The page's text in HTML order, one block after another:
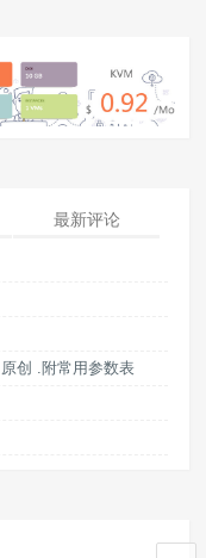
最新评论
创 .附常用参数表